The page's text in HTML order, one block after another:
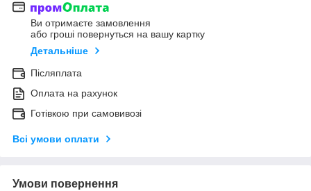
Ви отримаєте замовлення
або гроші повернуться на вашу картку
Детальніше
Післяплата
Оплата на рахунок
Готівкою при самовивозі
Всі умови оплати
Умови повернення